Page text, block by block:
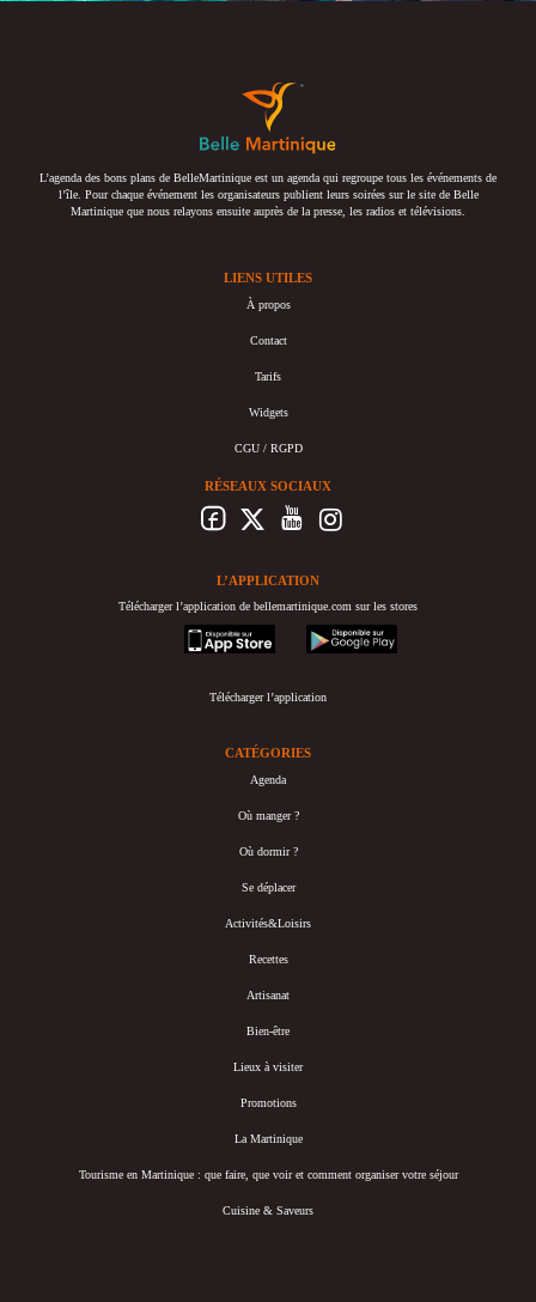
L’agenda des bons plans de BelleMartinique est un agenda qui regroupe tous les événements de
l’île. Pour chaque événement les organisateurs publient leurs soirées sur le site de Belle
Martinique que nous relayons ensuite auprès de la presse, les radios et télévisions.
LIENS UTILES
À propos
Contact
Tarifs
Widgets
CGU / RGPD
RÉSEAUX SOCIAUX
L’APPLICATION
Télécharger l’application de bellemartinique.com sur les stores
appstore
googleplay
Télécharger l’application
CATÉGORIES
Agenda
Où manger ?
Où dormir ?
Se déplacer
Activités&Loisirs
Recettes
Artisanat
Bien-être
Lieux à visiter
Promotions
La Martinique
Tourisme en Martinique : que faire, que voir et comment organiser votre séjour
Cuisine & Saveurs